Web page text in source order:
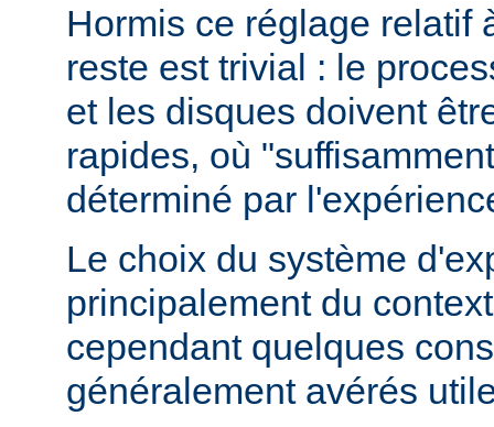
Hormis ce réglage relatif
reste est trivial : le
et les disques doivent
rapides, où
déterminé par
Le choix du système
principalement du
cependant quelques
généralement avérés